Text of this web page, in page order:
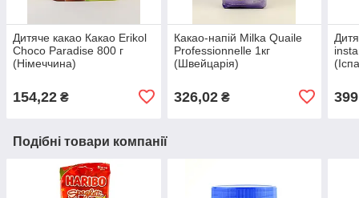
Дитяче какао Какао Erikol
Choco Paradise 800 г
(Німеччина)
154,22 ₴
Какао-напій Milka Quaile
Professionnelle 1кг
(Швейцарія)
326,02₴ 399
Подібні товари компанії